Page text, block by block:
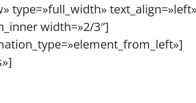
type=»full_width» text_align=»left»
width=»2/3″]